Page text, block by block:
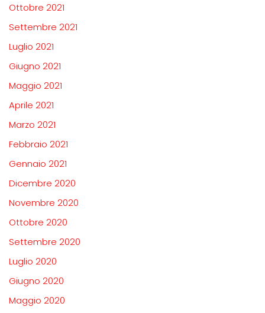
Ottobre 2021
Settembre 2021
Luglio 2021
Giugno 2021
Maggio 2021
Aprile 2021
Marzo 2021
Febbraio 2021
Gennaio 2021
Dicembre 2020
Novembre 2020
Ottobre 2020
Settembre 2020
Luglio 2020
Giugno 2020
Maggio 2020